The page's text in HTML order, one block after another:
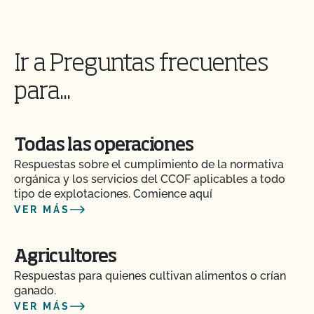
Ir a Preguntas frecuentes
para...
Todas las operaciones
Respuestas sobre el cumplimiento de la normativa
orgánica y los servicios del CCOF aplicables a todo
tipo de explotaciones. Comience aquí
VER MÁS
Agricultores
Respuestas para quienes cultivan alimentos o crían
ganado.
VER MÁS
Soy exportador, ¿cuántos certificados NOP de
importación necesito?
orgánica certificada/fabricar productos de
cannabis en mis instalaciones orgánicas
certificadas. ¿Puedo transferir mi certificación
orgánica a OCal?
¿Debo informar al CCOF si traslado mi operación a
una nueva dirección?